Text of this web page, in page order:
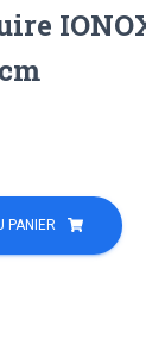
PANIER